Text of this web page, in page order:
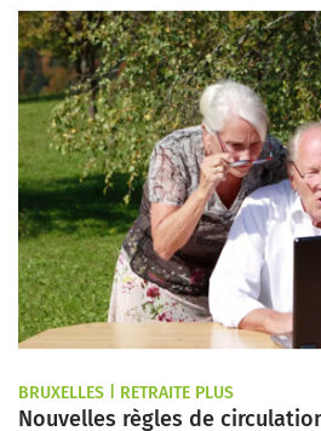
BRUXELLES | RETRAITE PLUS
Nouvelles règles de